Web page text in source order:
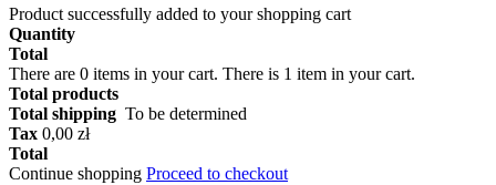
Product successfully added to your shopping cart
Quantity
Total
There are 0 items in your cart. There is 1 item in your cart.
Total products
Total shipping To be determined
Tax 0,00 zł
Total
Continue shopping Proceed to checkout